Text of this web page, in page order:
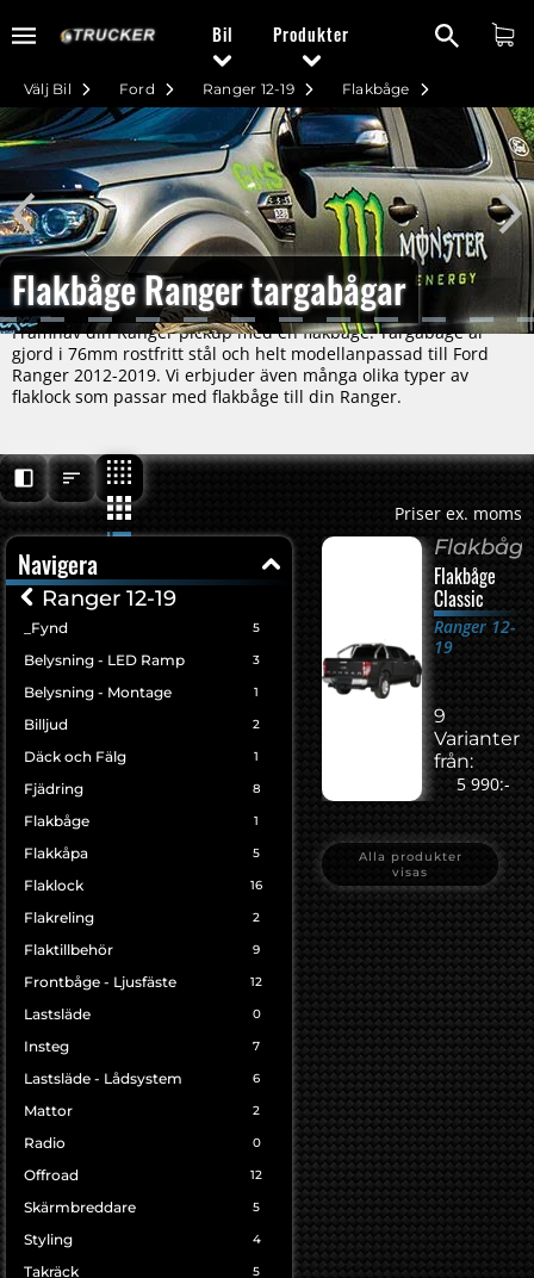
Bil Produkter
Flakbåge
Ranger 12-19
Ford
Välj Bil
Flakbåge Ranger targabågar
Framhäv din Ranger pickup med en flakbåge. Targabåge är
gjord i 76mm rostfritt stål och helt modellanpassad till Ford
Ranger 2012-2019. Vi erbjuder även många olika typer av
flaklock som passar med flakbåge till din Ranger.
Priser ex. moms
Navigera
Ranger 12-19
_Fynd 5
Belysning - LED Ramp 3
Belysning - Montage 1
Billjud 2
Däck och Fälg 1
Fjädring 8
Flakbåge 1
Flakkåpa 5
Flaklock 16
Flakreling 2
Flaktillbehör 9
Frontbåge - Ljusfäste 12
Lastsläde 0
Insteg 7
Lastsläde - Lådsystem 6
Mattor 2
Radio 0
Offroad 12
Skärmbreddare 5
Styling 4
Takräck 5
Flakbåge
Classic
Ranger 12-
19
9
Varianter
från:
5 990:-
Alla produkter
visas